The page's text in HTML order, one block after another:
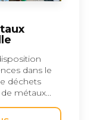
dans le
déchets
métaux...